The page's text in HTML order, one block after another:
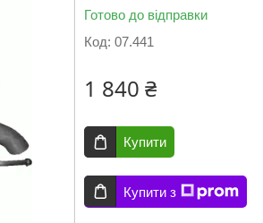
Готово до відправки
Код: 07.441
1 840 ₴
Купити
Купити з